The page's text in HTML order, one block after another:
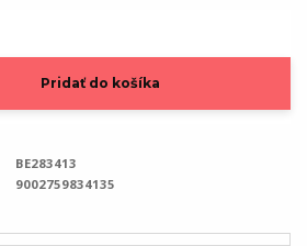
Pridať do košíka
BE283413
9002759834135